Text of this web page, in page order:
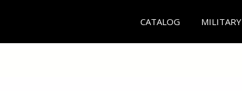
CATALOG MILITARY